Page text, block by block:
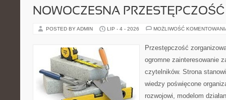
NOWOCZESNA PRZESTĘPCZOŚĆ
POSTED BY ADMIN LIP - 4 - 2026 MOŻLIWOŚĆ
Przestępczość
ogromne zainteresowanie
czytelników. Strona
wiedzy poświęcone
rozwojowi, modelom